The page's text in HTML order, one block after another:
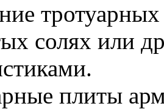
солях или
плиты